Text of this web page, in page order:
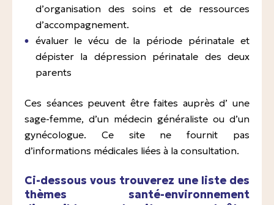
d’organisation des soins et de ressources
d’accompagnement.
évaluer le vécu de la période périnatale et
dépister la dépression périnatale des deux
parents
Ces séances peuvent être faites auprès d’ une
sage-femme, d’un médecin généraliste ou d’un
gynécologue. Ce site ne fournit pas
d’informations médicales liées à la consultation.
Ci-dessous vous trouverez une liste des
thèmes santé-environnement